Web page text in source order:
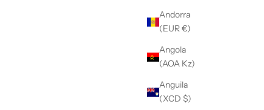
Andorra
(EUR €)
Angola
(AOA Kz)
Anguila
(XCD $)